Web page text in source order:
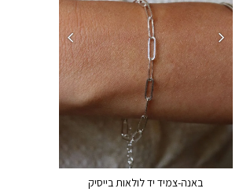
באנה-צמיד יד לולאות בייסיק